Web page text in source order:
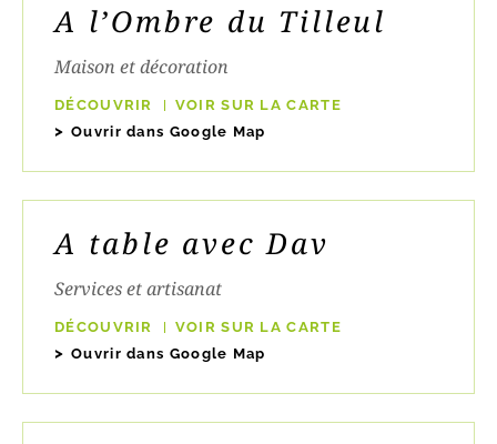
A l’Ombre du Tilleul
Maison et décoration
DÉCOUVRIR
VOIR SUR LA CARTE
Ouvrir dans Google Map
A table avec Dav
Services et artisanat
DÉCOUVRIR
VOIR SUR LA CARTE
Ouvrir dans Google Map